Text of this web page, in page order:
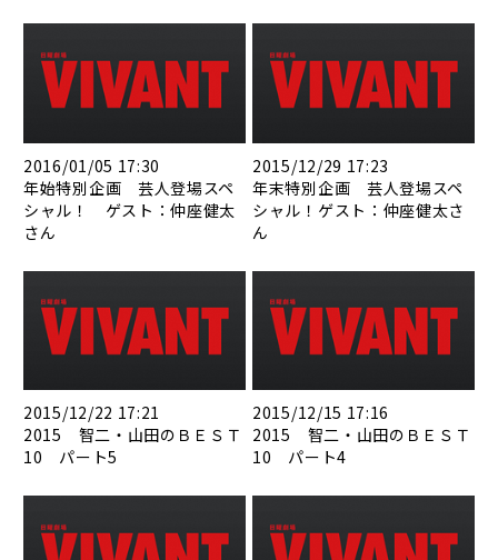
2016/01/05 17:30
年始特別企画 芸人登場スペ
シャル！ ゲスト：仲座健太
さん
2015/12/29 17:23
年末特別企画 芸人登場スペ
シャル！ゲスト：仲座健太さ
ん
2015/12/22 17:21
2015 智二・山田のＢＥＳＴ
10 パート5
2015/12/15 17:16
2015 智二・山田のＢＥＳＴ
10 パート4